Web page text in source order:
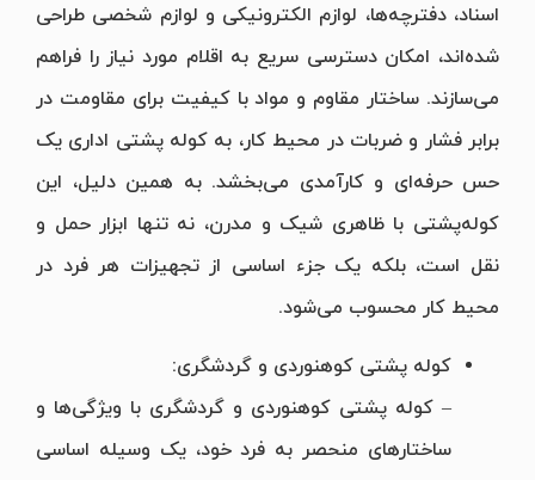
اسناد، دفترچه‌ها، لوازم الکترونیکی و لوازم شخصی طراحی
شده‌اند، امکان دسترسی سریع به اقلام مورد نیاز را فراهم
می‌سازند. ساختار مقاوم و مواد با کیفیت برای مقاومت در
برابر فشار و ضربات در محیط کار، به کوله پشتی اداری یک
حس حرفه‌ای و کارآمدی می‌بخشد. به همین دلیل، این
کوله‌پشتی با ظاهری شیک و مدرن، نه تنها ابزار حمل و
نقل است، بلکه یک جزء اساسی از تجهیزات هر فرد در
محیط کار محسوب می‌شود.
کوله پشتی کوهنوردی و گردشگری:
– کوله پشتی کوهنوردی و گردشگری با ویژگی‌ها و
ساختارهای منحصر به فرد خود، یک وسیله اساسی